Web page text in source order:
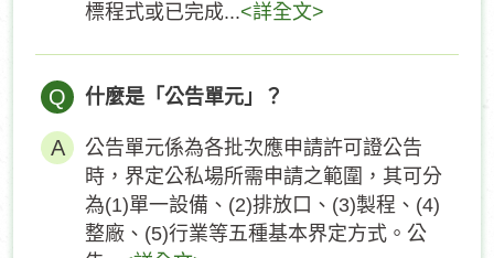
標程式或已完成...<詳全文>
Q 什麼是「公告單元」？
公告單元係為各批次應申請許可證公告
時，界定公私場所需申請之範圍，其可分
為(1)單一設備、(2)排放口、(3)製程、(4)
整廠、(5)行業等五種基本界定方式。公